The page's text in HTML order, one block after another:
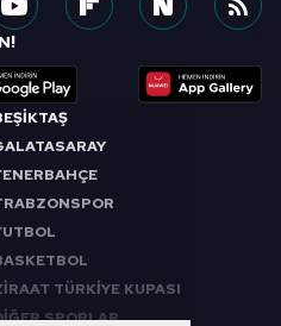
TÜRKİYE KUPASI
SPORLAR